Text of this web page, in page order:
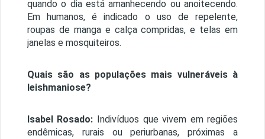
quando o dia está amanhecendo ou anoitecendo.
Em humanos, é indicado o uso de repelente,
roupas de manga e calça compridas, e telas em
janelas e mosquiteiros.
Quais são as populações mais vulneráveis à
leishmaniose?
Isabel Rosado:
Indivíduos que vivem em regiões
endêmicas, rurais ou periurbanas, próximas a